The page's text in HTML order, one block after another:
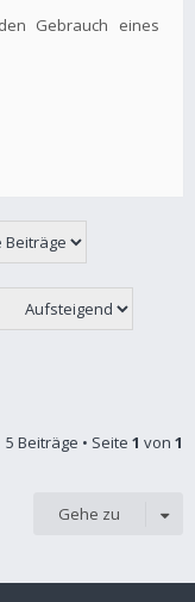
Gebrauch eines
5 Beiträge • Seite 1 von 1
Gehe zu